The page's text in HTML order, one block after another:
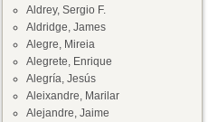
Aldrey, Sergio F.
Aldridge, James
Alegre, Mireia
Alegrete, Enrique
Alegría, Jesús
Aleixandre, Marilar
Alejandre, Jaime